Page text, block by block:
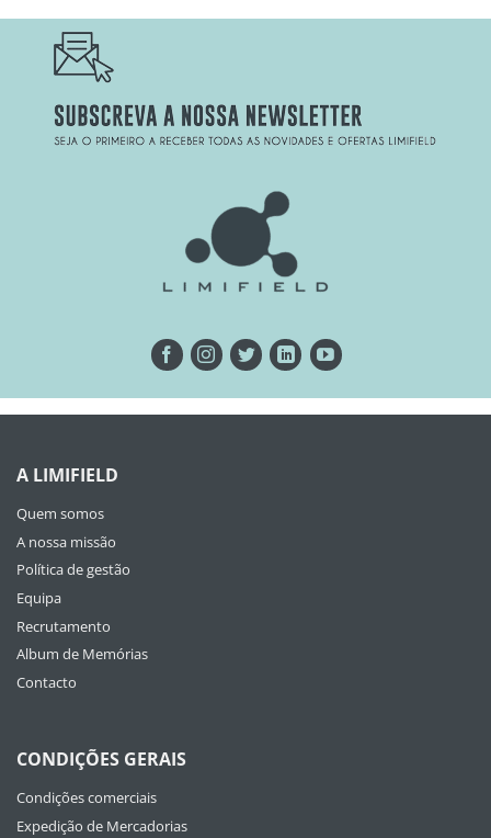
A LIMIFIELD
Quem somos
A nossa missão
Política de gestão
Equipa
Recrutamento
Album de Memórias
Contacto
CONDIÇÕES GERAIS
Condições comerciais
Expedição de Mercadorias